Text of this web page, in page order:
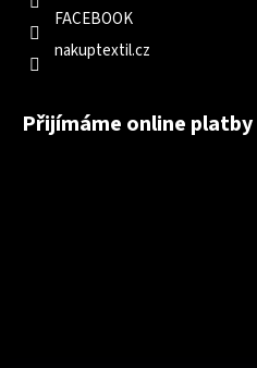
FACEBOOK
nakuptextil.cz
Přijímáme online platby